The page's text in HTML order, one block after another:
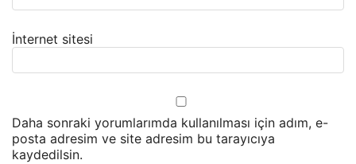
İnternet sitesi
Daha sonraki yorumlarımda kullanılması için adım, e-
posta adresim ve site adresim bu tarayıcıya
kaydedilsin.